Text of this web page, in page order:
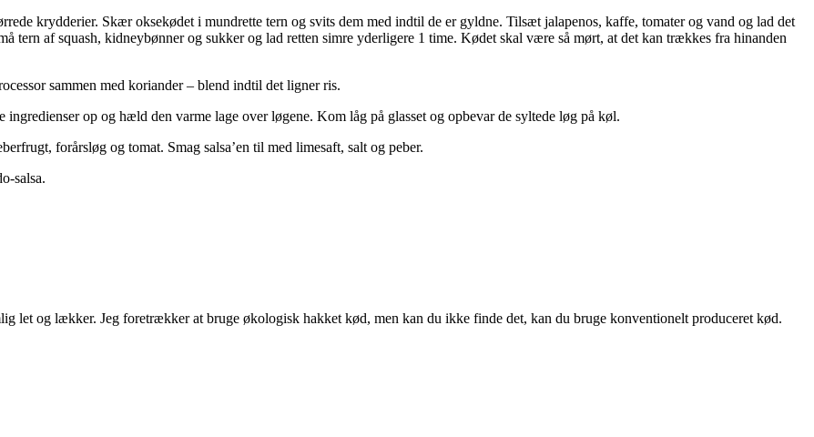
krydderier. Skær oksekødet i mundrette tern og svits dem med indtil de er gyldne. Tilsæt jalapenos, kaffe, tomater og vand og lad det
tern af squash, kidneybønner og sukker og lad retten simre yderligere 1 time. Kødet skal være så mørt, at det kan trækkes fra hinanden
sammen med koriander – blend indtil det ligner ris.
op og hæld den varme lage over løgene. Kom låg på glasset og opbevar de syltede løg på køl.
forårsløg og tomat. Smag salsa’en til med limesaft, salt og peber.
salsa.
let og lækker. Jeg foretrækker at bruge økologisk hakket kød, men kan du ikke finde det, kan du bruge konventionelt produceret kød.